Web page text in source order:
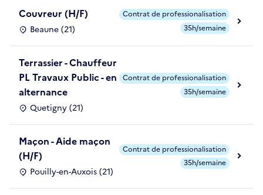
Couvreur (H/F)
Beaune (21)
Contrat de professionalisation
35h/semaine
Terrassier - Chauffeur
PL Travaux Public - en
alternance
Quetigny (21)
Contrat de professionalisation
35h/semaine
Maçon - Aide maçon
(H/F)
Pouilly-en-Auxois (21)
Contrat de professionalisation
35h/semaine